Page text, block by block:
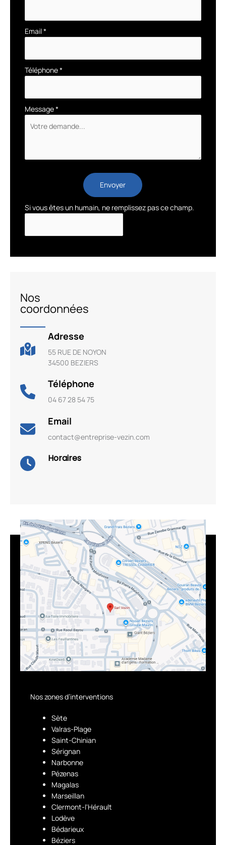
Email*
Téléphone*
Message*
Envoyer
Si vous êtes un humain, ne remplissez pas ce champ.
Nos
coordonnées
Adresse
55 RUE DE NOYON
34500 BEZIERS
Téléphone
04 67 28 54 75
Email
contact@entreprise-vezin.com
Horaires
Nos zones d’interventions
Sète
Valras-Plage
Saint-Chinian
Sérignan
Narbonne
Pézenas
Magalas
Marseillan
Clermont-l'Hérault
Lodève
Bédarieux
Béziers